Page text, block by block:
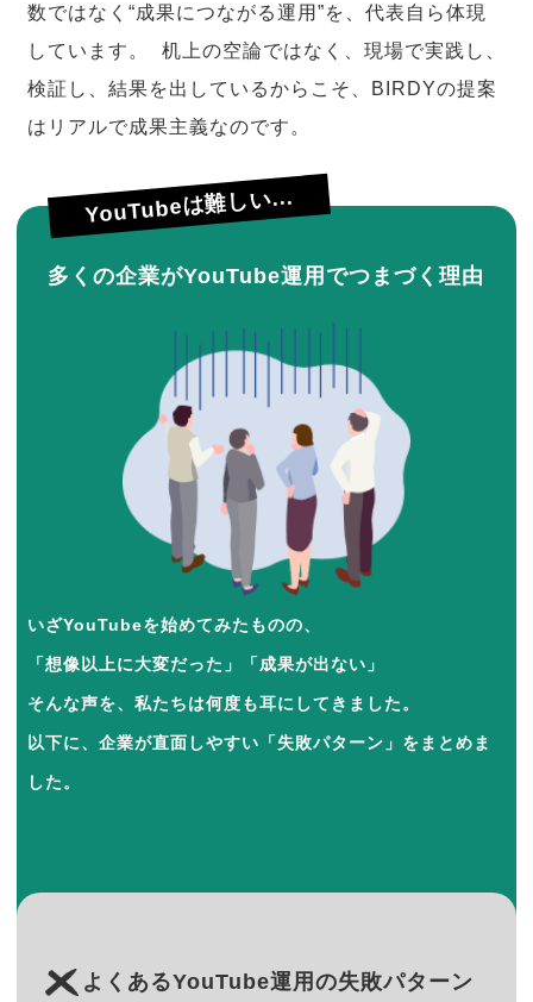
数ではなく“成果につながる運用”を、代表自ら体現
しています。 机上の空論ではなく、現場で実践し、
検証し、結果を出しているからこそ、BIRDYの提案
はリアルで成果主義なのです。
YouTubeは難しい...
多くの企業がYouTube運用でつまづく理由
いざYouTubeを始めてみたものの、
「想像以上に大変だった」「成果が出ない」
そんな声を、私たちは何度も耳にしてきました。
以下に、企業が直面しやすい「失敗パターン」をまとめま
した。
よくあるYouTube運用の失敗パターン